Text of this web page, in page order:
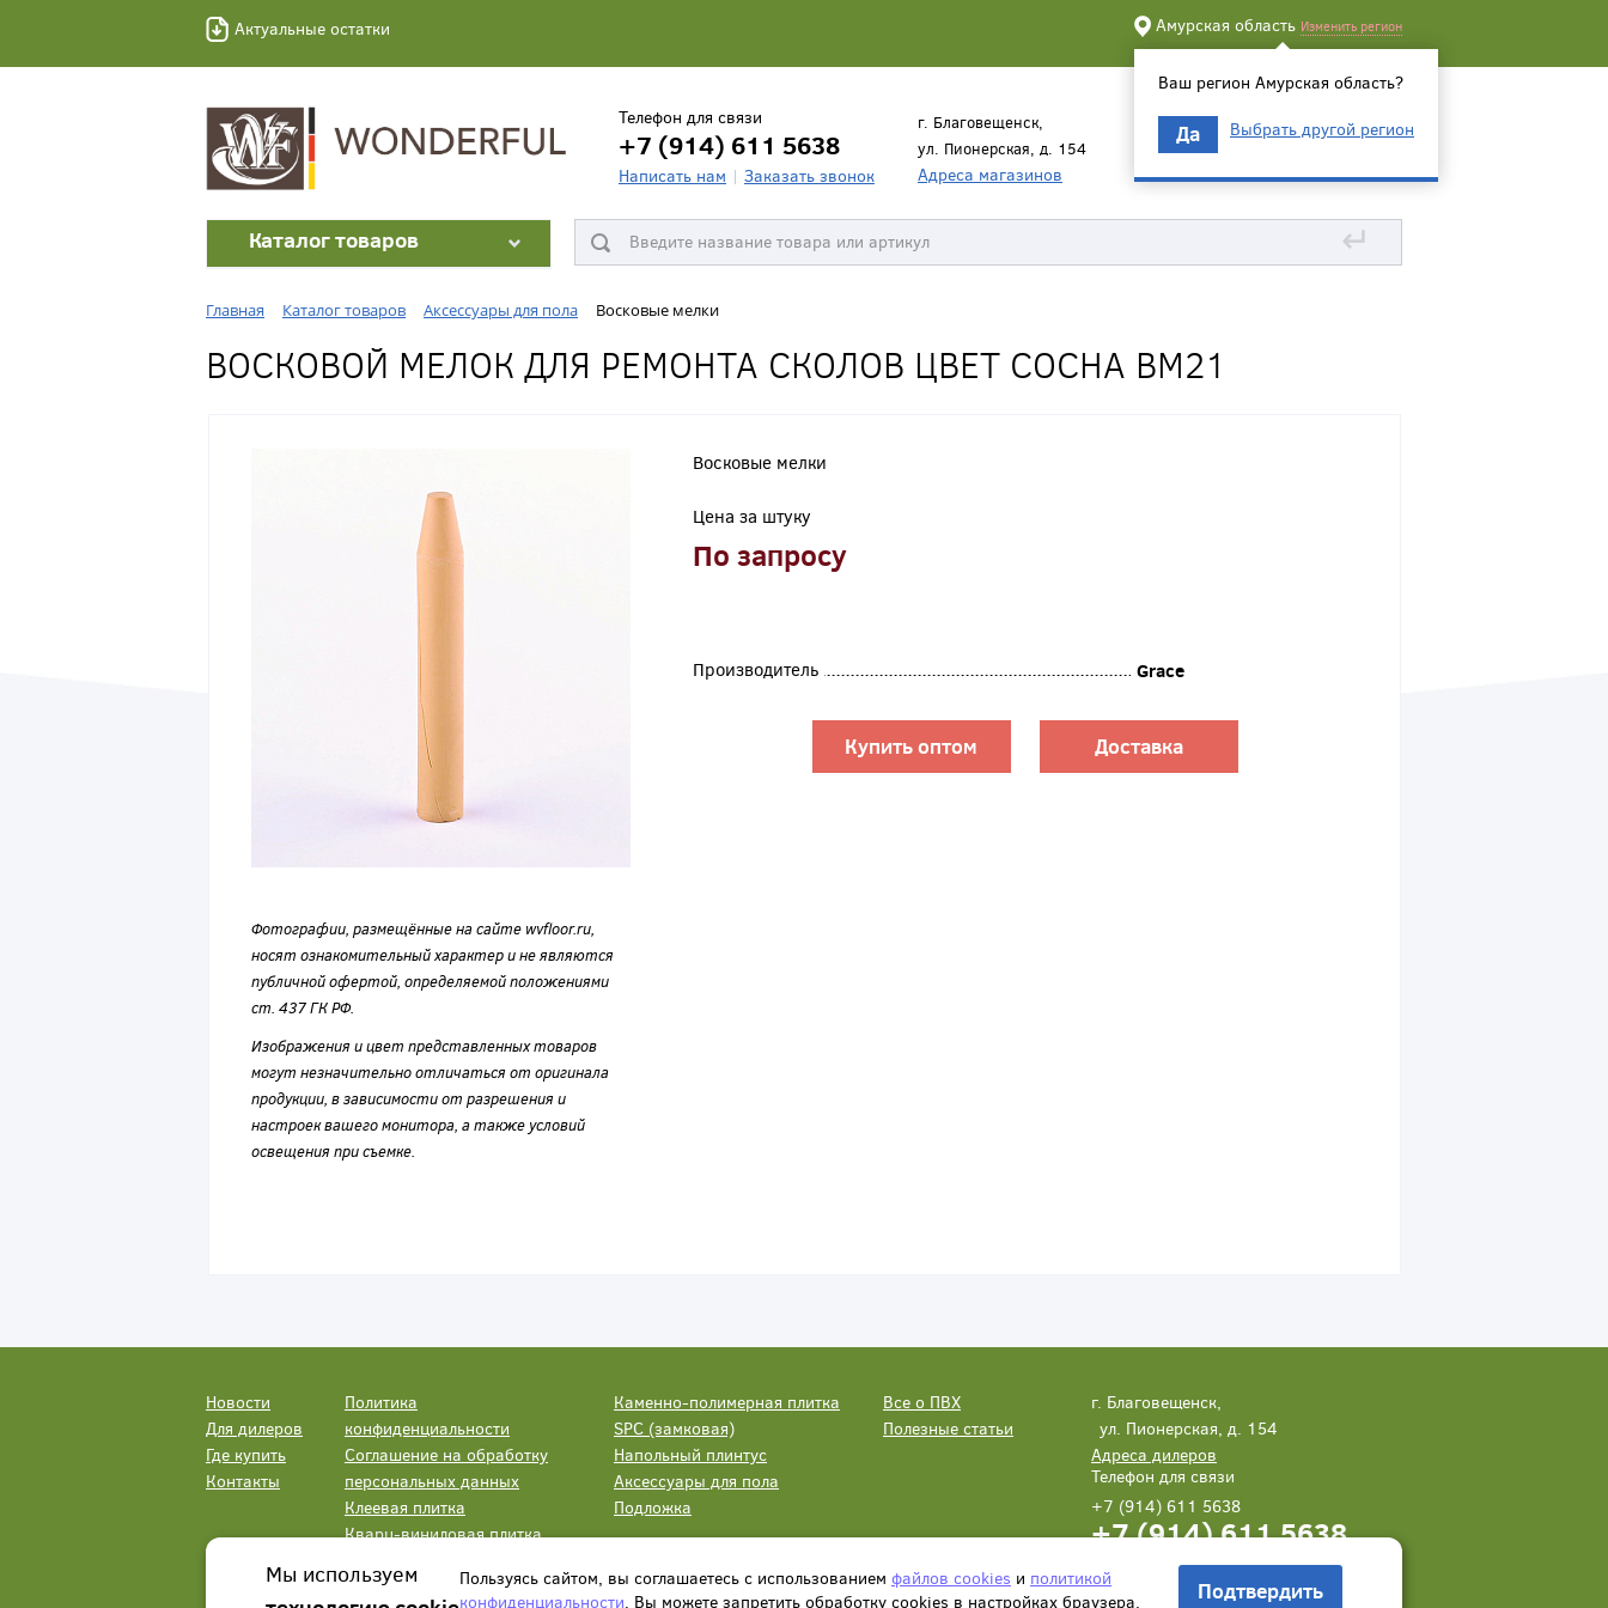
Актуальные остатки Амурская область Изменить регион
Ваш регион Амурская область?
Да Выбрать другой регион
Телефон для связи
+7 (914) 611 5638
Написать нам Заказать звонок
г. Благовещенск,
ул. Пионерская, д. 154
Адреса магазинов
Каталог товаров ↵
Главная Каталог товаров Аксессуары для пола Восковые мелки
ВОСКОВОЙ МЕЛОК ДЛЯ РЕМОНТА СКОЛОВ ЦВЕТ СОСНА BM21
Фотографии, размещённые на сайте wvfloor.ru,
носят ознакомительный характер и не являются
публичной офертой, определяемой положениями
ст. 437 ГК РФ.
Изображения и цвет представленных товаров
могут незначительно отличаться от оригинала
продукции, в зависимости от разрешения и
настроек вашего монитора, а также условий
освещения при съемке.
Восковые мелки
Цена за штуку
По запросу
Производитель Grace
Купить оптом Доставка
Новости
Для дилеров
Где купить
Контакты
Политика
конфиденциальности
Соглашение на обработку
персональных данных
Клеевая плитка
Кварц-виниловая плитка
Каменно-полимерная плитка
SPC (замковая)
Напольный плинтус
Аксессуары для пола
Подложка
Все о ПВХ
Полезные статьи
г. Благовещенск,
ул. Пионерская, д. 154
Адреса дилеров
Телефон для связи
+7 (914) 611 5638
+7 (914) 611 5638
Написать нам Заказать звонок
Мы используем
Пользуясь сайтом, вы соглашаетесь с использованием файлов cookies и политикой
конфиденциальности. Вы можете запретить обработку сookies в настройках браузера. Подтвердить